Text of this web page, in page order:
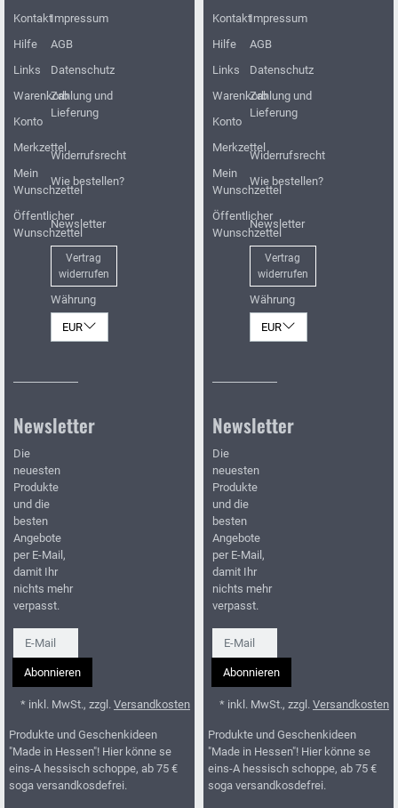
Kontakt
Hilfe
Links
Warenkorb
Konto
Merkzettel
Mein
Wunschzettel
Öffentlicher
Wunschzettel
Impressum
AGB
Datenschutz
Zahlung und
Lieferung
Widerrufsrecht
Wie bestellen?
Newsletter
Vertrag
widerrufen
Währung
EUR
Newsletter
Die
neuesten
Produkte
und die
besten
Angebote
per E-Mail,
damit Ihr
nichts mehr
verpasst.
Newsletter
Abonnieren
* inkl. MwSt., zzgl. Versandkosten
Produkte und Geschenkideen
"Made in Hessen"! Hier könne se
eins-A hessisch schoppe, ab 75 €
soga versandkosdefrei.
Kontakt
Hilfe
Links
Warenkorb
Konto
Merkzettel
Mein
Wunschzettel
Öffentlicher
Wunschzettel
Impressum
AGB
Datenschutz
Zahlung und
Lieferung
Widerrufsrecht
Wie bestellen?
Newsletter
Vertrag
widerrufen
Währung
EUR
Newsletter
Die
neuesten
Produkte
und die
besten
Angebote
per E-Mail,
damit Ihr
nichts mehr
verpasst.
Newsletter
Abonnieren
* inkl. MwSt., zzgl. Versandkosten
Produkte und Geschenkideen
"Made in Hessen"! Hier könne se
eins-A hessisch schoppe, ab 75 €
soga versandkosdefrei.